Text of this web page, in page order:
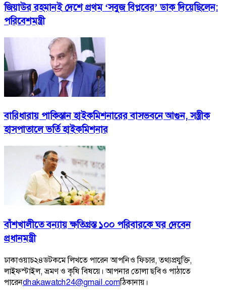
জিয়াউর রহমানই দেশে প্রথম ‘সবুজ বিপ্লবের’ ডাক দিয়েছিলেন:
পরিবেশমন্ত্রী
বারিধারায় পাকিস্তান হাইকমিশনারের বাসভবনে আগুন, সস্ত্রীক
হাসপাতালে ভর্তি হাইকমিশনার
বাঁশখালীতে বন্যায় ক্ষতিগ্রস্ত ১০০ পরিবারকে ঘর দেবেন
প্রধানমন্ত্রী
ঢাকাওয়াচ২৪ডটকমে লিখতে পারেন আপনিও ফিচার, তথ্যপ্রযুক্তি,
লাইফস্টাইল, ভ্রমণ ও কৃষি বিষয়ে। আপনার তোলা ছবিও পাঠাতে
পারেনdhakawatch24@gmail.comঠিকানায়।